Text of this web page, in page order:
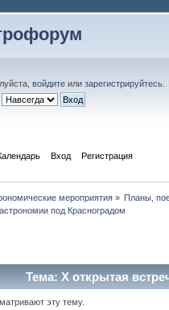
войдите или зарегистрируйтесь
Вход Регистрация
мероприятия» Планы,
под Красноградом
Тема: X открытая
эту тему.